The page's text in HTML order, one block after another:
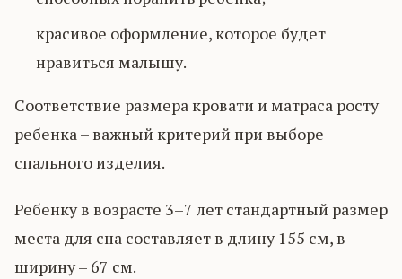
красивое оформление, которое будет
нравиться малышу.
Соответствие размера кровати и матраса росту
ребенка – важный критерий при выборе
спального изделия.
Ребенку в возрасте 3–7 лет стандартный размер
места для сна составляет в длину 155 см, в
ширину – 67 см.